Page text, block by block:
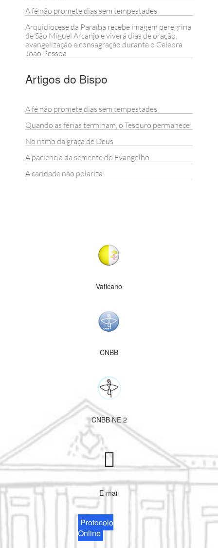
A fé não promete dias sem tempestades
Arquidiocese da Paraíba recebe imagem peregrina
de São Miguel Arcanjo e viverá dias de oração,
evangelização e consagração durante o Celebra
João Pessoa
Artigos do Bispo
A fé não promete dias sem tempestades
Quando as férias terminam, o Tesouro permanece
No ritmo da graça de Deus
A paciência da semente do Evangelho
A caridade não polariza!
Vaticano
CNBB
CNBB NE 2
E-mail
Protocolo
Online